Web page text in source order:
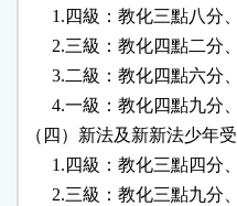
1.四級：教化三點八
2.三級：教化四點二
3.二級：教化四點六
4.一級：教化四點九
（四）新法及新新法少年
1.四級：教化三點四
2.三級：教化三點九